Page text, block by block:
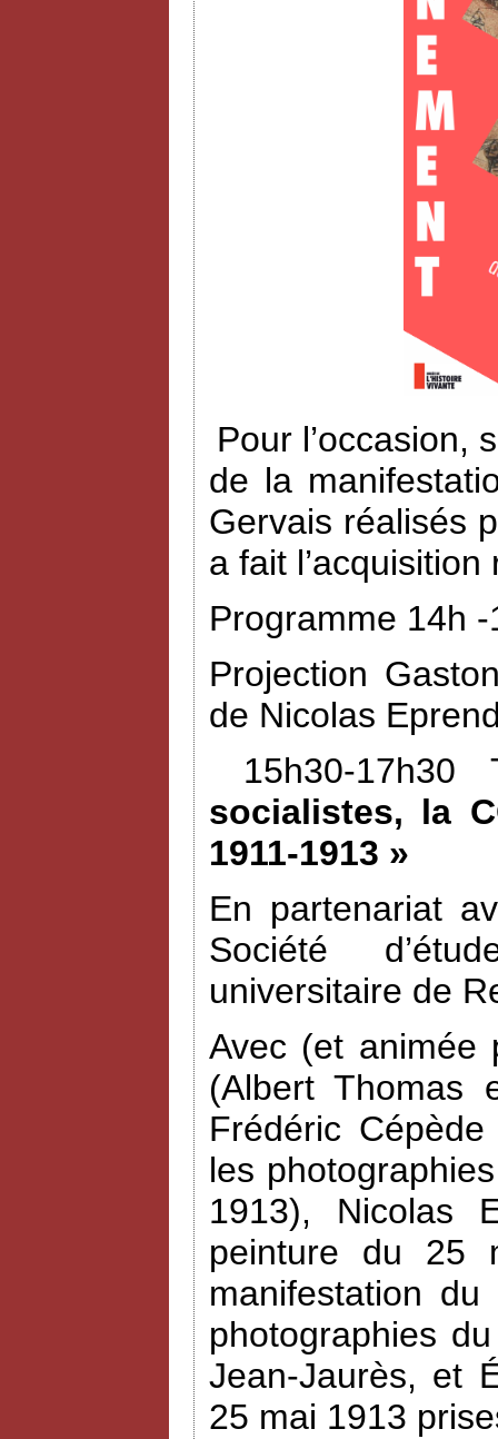
Pour l’occasion,
de la
Gervais réalisés
a fait
Programme 14h
Projection
de Nicolas
15h30-
socialistes, la
1911-1913 »
En partenariat
Société
universitaire de
Avec (et animée
(Albert Thomas
Frédéric
les
1913), Nicolas
peinture du 25
manifestation
photographies
Jean-Jaurès, et
25 mai 1913